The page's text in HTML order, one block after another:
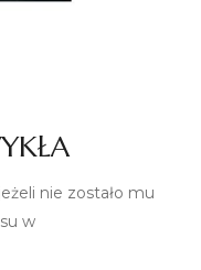
nie zostało mu
w